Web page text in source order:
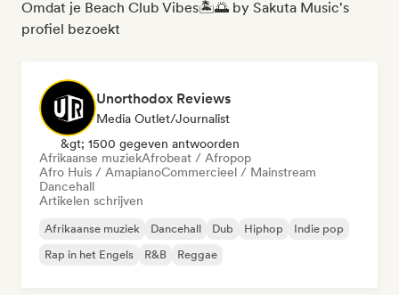
Omdat je Beach Club Vibes🏝️🌅 by Sakuta Music's
profiel bezoekt
Unorthodox Reviews
Media Outlet/Journalist
&gt; 1500 gegeven antwoorden
Afrikaanse muziekAfrobeat / Afropop
Afro Huis / AmapianoCommercieel / Mainstream
Dancehall
Artikelen schrijven
Afrikaanse muziek Dancehall Dub Hiphop
Indie pop
Rap in het Engels
R&B Reggae